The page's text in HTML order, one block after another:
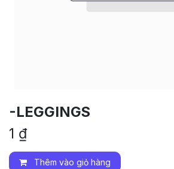
-LEGGINGS
1 ₫
Thêm vào giỏ hàng